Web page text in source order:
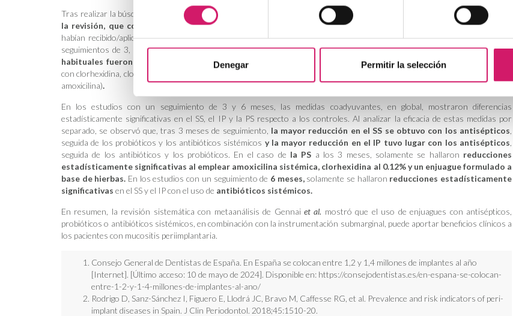
consentimiento
Denegar Permitir la selección
Tras realizar la búsqueda bibliográfica y excluir los estudios duplicados y no pertinentes,
se incluyeron 16 manuscritos en
la revisión, que correspondían a 14 ensayos clínicos aleatorizados y a un total de 710 participantes(403 que
habían recibido/aplicado medidas coadyuvantes y 307 controles), con edades comprendidas entre los 24 y los 89 años y
seguimientos de 3, 6 o 12 meses. Todos los estudios describían el SS, el IP y la PS, ylas medidas coadyuvantes más
habituales fueron los probióticos
Lactobacillus reuterii los antisépticos(principalmente formulados
con clorhexidina, clorhexidina y cloruro de cetilpiridinio, delmopinol o hierbas)
amoxicilina).
En los estudios con un seguimiento de 3 y 6 meses, las medidas coadyuvantes, en global, mostraron diferencias
estadísticamente significativas en el SS, el IP y la PS respecto a los controles. Al analizar la eficacia de estas medidas por
separado, se observó que, tras 3 meses de seguimiento, la mayor reducción en el SS se obtuvo con los antisépticos
seguida de los probióticos y los antibióticos sistémicos y la mayor reducción en el IP tuvo lugar con los antisépticos
seguida de los antibióticos y los probióticos. En el caso de la PS a los 3 meses, solamente se hallaron reducciones
estadísticamente significativas al emplear amoxicilina sistémica, clorhexidina al 0.12% y un enjuague formulado a
base de hierbas. En los estudios con un seguimiento de 6 meses,solamente se hallaron reducciones estadísticamente
significativas en el SS y el IP con el uso de antibióticos sistémicos.
En resumen, la revisión sistemática con metaanálisis de Gennaiet al. mostró que el uso de enjuagues con antisépticos,
probióticos o antibióticos sistémicos, en combinación con la instrumentación submarginal, puede aportar beneficios clínicos a
los pacientes con mucositis periimplantaria.
Consejo General de Dentistas de España. En España se colocan entre 1,2 y 1,4 millones de implantes al año
[Internet]. [Último acceso: 10 de mayo de 2024]. Disponible en: https://consejodentistas.es/en-espana-se-colocan-
entre-1-2-y-1-4-millones-de-implantes-al-ano/
Rodrigo D, Sanz-Sánchez I, Figuero E, Llodrá JC, Bravo M, Caffesse RG, et al. Prevalence and risk indicators of peri-
implant diseases in Spain. J Clin Periodontol. 2018;45:1510-20.